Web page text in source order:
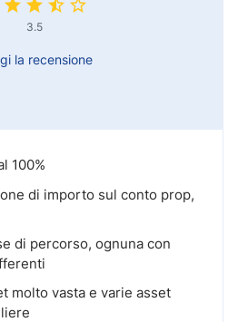
3.5
la recensione
100%
di importo sul conto prop,
di percorso, ognuna con
molto vasta e varie asset